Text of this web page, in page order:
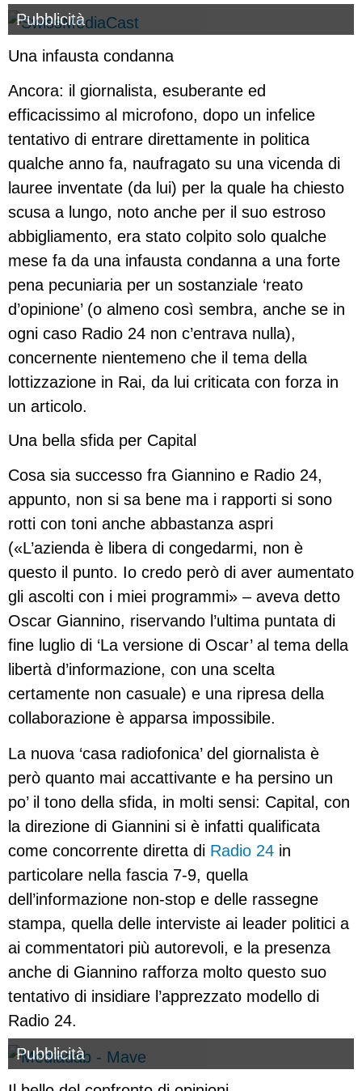
Pubblicità
Una infausta condanna
Ancora: il giornalista, esuberante ed
efficacissimo al microfono, dopo un infelice
tentativo di entrare direttamente in politica
qualche anno fa, naufragato su una vicenda di
lauree inventate (da lui) per la quale ha chiesto
scusa a lungo, noto anche per il suo estroso
abbigliamento, era stato colpito solo qualche
mese fa da una infausta condanna a una forte
pena pecuniaria per un sostanziale ‘reato
d’opinione’ (o almeno così sembra, anche se in
ogni caso Radio 24 non c’entrava nulla),
concernente nientemeno che il tema della
lottizzazione in Rai, da lui criticata con forza in
un articolo.
Una bella sfida per Capital
Cosa sia successo fra Giannino e Radio 24,
appunto, non si sa bene ma i rapporti si sono
rotti con toni anche abbastanza aspri
(«L’azienda è libera di congedarmi, non è
questo il punto. Io credo però di aver aumentato
gli ascolti con i miei programmi» – aveva detto
Oscar Giannino, riservando l’ultima puntata di
fine luglio di ‘La versione di Oscar’ al tema della
libertà d’informazione, con una scelta
certamente non casuale) e una ripresa della
collaborazione è apparsa impossibile.
La nuova ‘casa radiofonica’ del giornalista è
però quanto mai accattivante e ha persino un
po’ il tono della sfida, in molti sensi: Capital, con
la direzione di Giannini si è infatti qualificata
come concorrente diretta di Radio 24 in
particolare nella fascia 7-9, quella
dell’informazione non-stop e delle rassegne
stampa, quella delle interviste ai leader politici a
ai commentatori più autorevoli, e la presenza
anche di Giannino rafforza molto questo suo
tentativo di insidiare l’apprezzato modello di
Radio 24.
Pubblicità